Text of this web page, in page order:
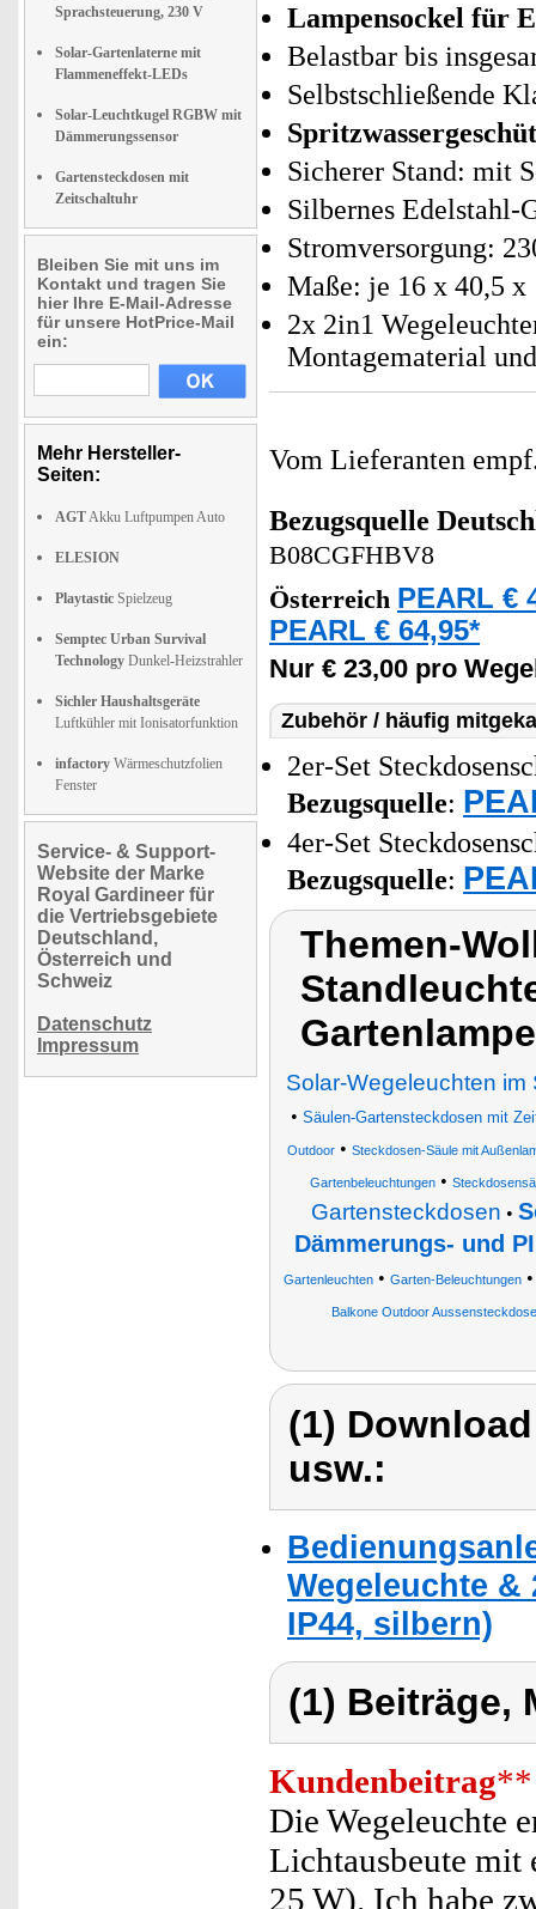
Sprachsteuerung, 230 V
Solar-Gartenlaterne mit
Flammeneffekt-LEDs
Solar-Leuchtkugel RGBW mit
Dämmerungssensor
Gartensteckdosen mit
Zeitschaltuhr
Bleiben Sie mit uns im
Kontakt und tragen Sie
hier Ihre E-Mail-Adresse
für unsere HotPrice-Mail
ein:
Mehr Hersteller-
Seiten:
AGTAkku Luftpumpen Auto
ELESION
Playtastic Spielzeug
Semptec Urban Survival
Technology Dunkel-Heizstrahler
Sichler Haushaltsgeräte
Luftkühler mit Ionisatorfunktion
infactory Wärmeschutzfolien
Fenster
Service- & Support-
Website der Marke
Royal Gardineer für
die Vertriebsgebiete
Deutschland,
Österreich und
Schweiz
Datenschutz
Impressum
Lampensockel für
Belastbar bis
Selbstschließende
Sicherer Stand: mit
Silbernes Edelstahl-
Stromversorgung:
Maße: je 16 x 40,5
2x 2in1
Montagematerial
Vom Lieferanten
Bezugsquelle
B08CGFHBV8
Österreich PEARL €
PEARL € 64,95*
Nur € 23,00 pro
Zubehör / häufig
2er-Set
Bezugsquelle:
4er-Set
Bezugsquelle:
Themen-
Solar-Wegeleuchten
• Säulen-Gartensteckdosen mit
Outdoor• Steckdosen-Säule mit
Gartenbeleuchtungen •
Gartensteckdosen •
Dämmerungs- und
Gartenleuchten• Garten-Beleuchtungen
Balkone Outdoor
(1)
usw.:
Wegeleuchte &
IP44, silbern)
(1) Beiträge,
Kundenbeitrag**
Die Wegeleuchte
Lichtausbeute mit
25 W). Ich habe